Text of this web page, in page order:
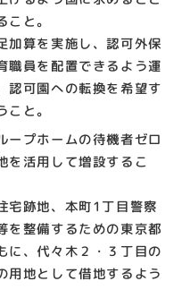
と。
算を実施し、認可外保
職員を配置できるよう運
認可園への転換を希望す
と。
ープホームの待機者ゼロ
を活用して増設するこ
宅跡地、本町1丁目警察
を整備するための東京都
に、代々木２・３丁目の
用地として借地するよう